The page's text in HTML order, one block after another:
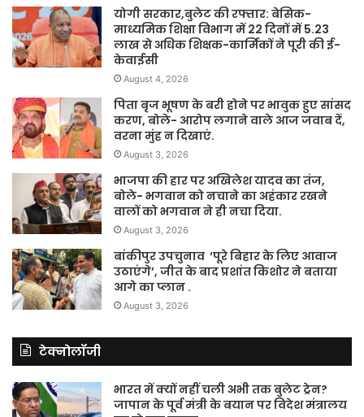
August 4, 2026
योगी सरकार,बुलेट की रफ्तार: बेसिक-
माध्यमिक शिक्षा विभाग में 22 दिनों में 5.23
लाख से अधिक शिक्षक-कार्मिकों ने पूरी की ई-
केवाईसी
August 4, 2026
पिता बृज भूषण के बरी होने पर भावुक हुए सांसद
करण, बोले- आरोप लगाने वाले आज जवाब दें,
वरना मुंह न दिखाएं.
August 3, 2026
भाजपा की हार पर अखिलेश यादव का तंज,
बोले- भगवान को नचाने का अहंकार रखने
वालों को भगवान ने ही नचा दिया.
August 3, 2026
बांकीपुर उपचुनाव ‘पूरे बिहार के लिए आवाज
उठाएंगे’, जीत के बाद प्रशांत किशोर ने बताया
August 3, 2026
टेक्नोलॉजी